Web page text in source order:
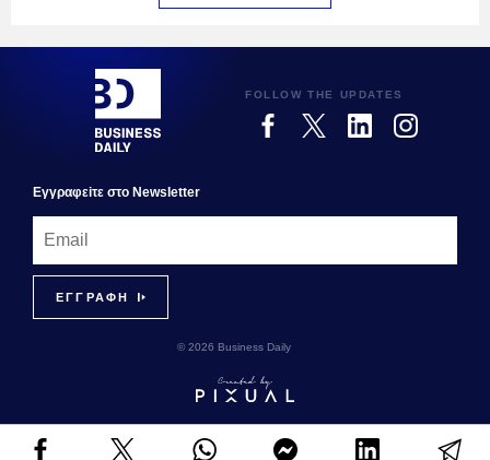
FOLLOW THE UPDATES
Εγγραφεiτε στο Newsletter
© 2026 Business Daily